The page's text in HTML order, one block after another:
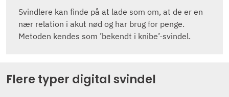
Svindlere kan finde på at lade som om, at de er en
nær relation i akut nød og har brug for penge.
Metoden kendes som ’bekendt i knibe’-svindel.
Flere typer digital svindel